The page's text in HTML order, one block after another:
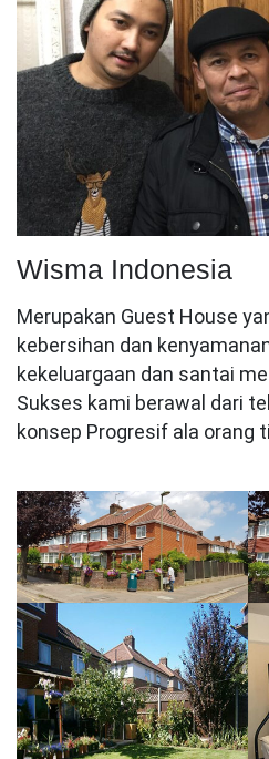
Wisma Indonesia
Merupakan Guest House
kebersihan dan
kekeluargaan dan santai
Sukses kami berawal dari
konsep Progresif ala orang